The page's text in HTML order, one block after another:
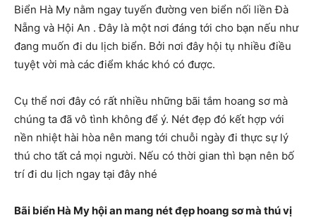
Biển Hà My nằm ngay tuyến đường ven biển nối liền Đà
Nẵng và Hội An . Đây là một nơi đáng tới cho bạn nếu như
đang muốn đi du lịch biển. Bởi nơi đây hội tụ nhiều điều
tuyệt vời mà các điểm khác khó có được.
Cụ thể nơi đây có rất nhiều những bãi tắm hoang sơ mà
chúng ta đã vô tình không để ý. Nét đẹp đó kết hợp với
nền nhiệt hài hòa nên mang tới chuỗi ngày đi thực sự lý
thú cho tất cả mọi người. Nếu có thời gian thì bạn nên bố
trí đi du lịch ngay tại đây nhé
Bãi biển Hà My hội an mang nét đẹp hoang sơ mà thú vị